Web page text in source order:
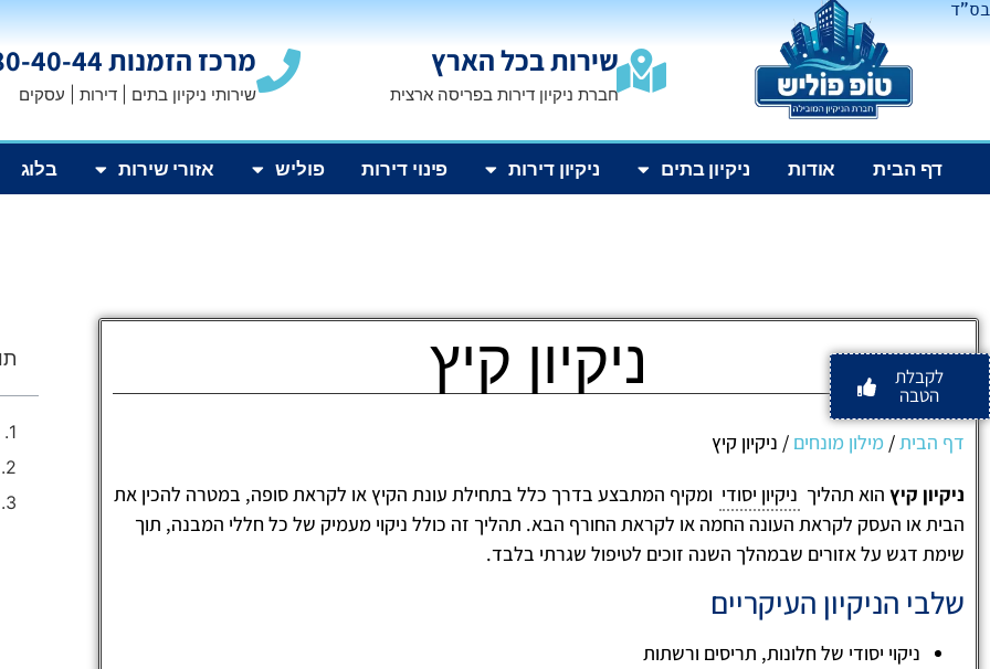
בס"ד
שירות בכל הארץ
חברת ניקיון דירות בפריסה ארצית
מרכז הזמנות 1800-80-40-44
שירותי ניקיון בתים | דירות | עסקים
דף הבית אודות ניקיון בתים ניקיון דירות פינוי דירות פוליש אזורי שירות בלוג
לקבלת
הטבה ניקיון קיץ
דף הבית/ מילון מונחים / ניקיון קיץ
ניקיון קיץ הוא תהליך ניקיון יסודי ומקיף המתבצע בדרך כלל בתחילת עונת הקיץ או לקראת סופה, במטרה להכין את
הבית או העסק לקראת העונה החמה או לקראת החורף הבא. תהליך זה כולל ניקוי מעמיק של כל חללי המבנה, תוך
שימת דגש על אזורים שבמהלך השנה זוכים לטיפול שגרתי בלבד.
שלבי הניקיון העיקריים
ניקוי יסודי של חלונות, תריסים ורשתות